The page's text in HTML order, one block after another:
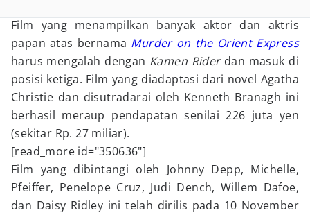
Film yang menampilkan banyak aktor dan aktris
papan atas bernama Murder on the Orient Express
harus mengalah dengan Kamen Rider dan masuk di
posisi ketiga. Film yang diadaptasi dari novel Agatha
Christie dan disutradarai oleh Kenneth Branagh ini
berhasil meraup pendapatan senilai 226 juta yen
(sekitar Rp. 27 miliar).
[read_more id="350636"]
Film yang dibintangi oleh Johnny Depp, Michelle,
Pfeiffer, Penelope Cruz, Judi Dench, Willem Dafoe,
dan Daisy Ridley ini telah dirilis pada 10 November